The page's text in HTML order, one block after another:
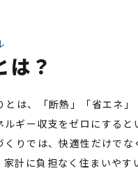
は？
とは、「断熱」「省エネ」
ギー収支をゼロにすると
りでは、快適性だけでな
計に負担なく住まいやす